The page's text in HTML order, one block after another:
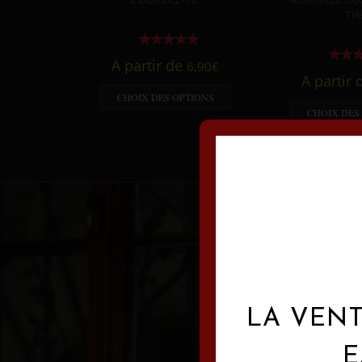
A partir de 6,90€
CHOIX DES OPTIONS
A partir
CHOIX DES
LA